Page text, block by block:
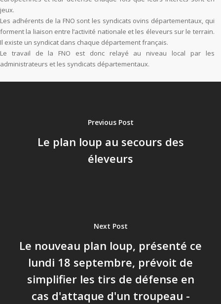
jeux.
Les adhérents de la FNO sont les syndicats ovins départementaux, qui
forment la liaison entre l’activité nationale et les éleveurs sur le terrain.
Il existe un syndicat dans chaque département français.
Le travail de la FNO est donc relayé au niveau local par les
administrateurs et les syndicats départementaux.
Previous Post
Le plan loup au secours des
éleveurs
Next Post
Le nouveau plan loup, présenté ce
lundi 18 septembre, prévoit de
simplifier les tirs de défense en
cas d'attaque d'un troupeau -